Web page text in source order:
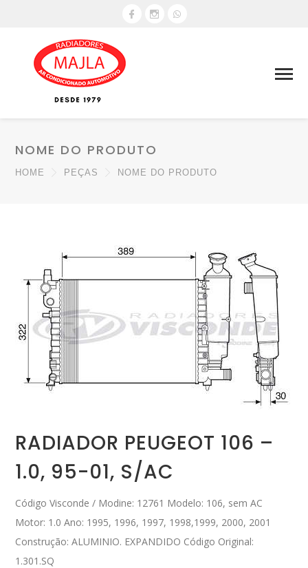
NOME DO PRODUTO
HOME PEÇAS NOME DO PRODUTO
RADIADOR PEUGEOT 106 –
1.0, 95-01, S/AC
Código Visconde / Modine: 12761 Modelo: 106, sem AC
Motor: 1.0 Ano: 1995, 1996, 1997, 1998,1999, 2000, 2001
Construção: ALUMINIO. EXPANDIDO Código Original:
1.301.SQ